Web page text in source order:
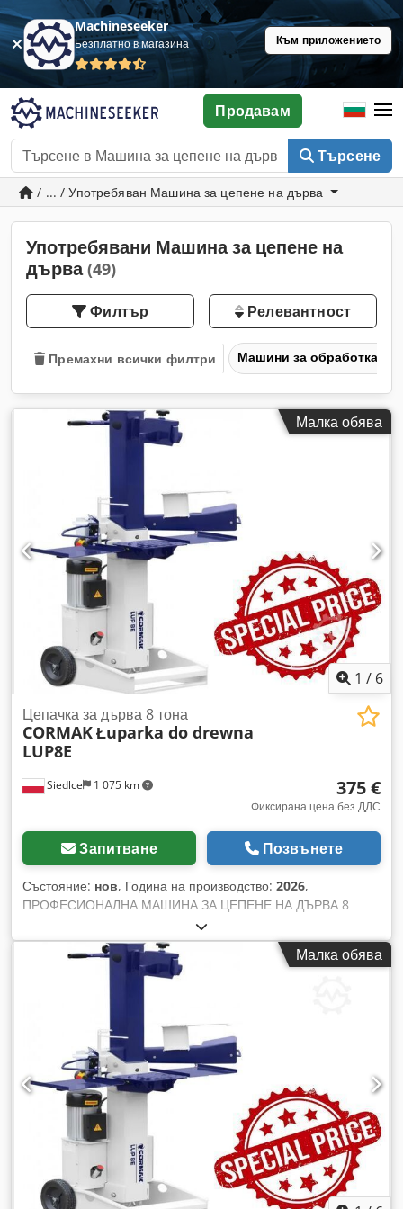
Machineseeker
Безплатно в магазина Към приложението
Търсене
Продавам
/ ... / Употребяван Машина за цепене на дърва
Употребявани Машина за цепене на
дърва(49)
Филтър Релевантност
Премахни всички филтри Машини за обработка
Малка обява
1 / 6
Siedlce 1 075 km
Цепачка за дърва 8 тона
CORMAKŁuparka do drewna
LUP8E
375 €
Фиксирана цена без ДДС
Запитване Позвънете
Състояние: нов, Година на производство: 2026,
ПРОФЕСИОНАЛНА МАШИНА ЗА ЦЕПЕНЕ НА ДЪРВА 8
ТОНА. Здравата конструкция и висококачественият клин
гарантират дълъг експлоатационен живот и надеждна
работа. Машината е предназначена за цепене на дърва с
диаметър до около 450 мм! Стабилната и здрава
цилиндър с функция за автоматично връщане на буталото.
Описание на устройството: * Устройството е оборудвано
със странични маси, улесняващи подаването на материала
за цепене. * Надежден и мощен двигател, захранван от
230V. Двигател с мощност 3,0 kW (при тежко натоварване
машината временно увеличава мощността до 3,5 kW!). *
Машината за цепене осигурява безопасна работа в
съответствие с европейските стандарти, включително
благодарение на двойната дръжка. * Машината е заредена
Малка обява